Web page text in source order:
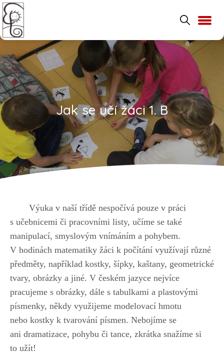
Jak se učí žáci 1. B
Výuka v naší třídě nespočívá pouze v práci
s učebnicemi či pracovními listy, učíme se také
manipulací, smyslovým vnímáním a pohybem.
V hodinách matematiky žáci k počítání využívají různé
předměty, například kostky, šípky, kaštany, geometrické
tvary, obrázky a jiné. V českém jazyce nejvíce
pracujeme s obrázky, dále s tabulkami a plastovými
písmenky, někdy využijeme modelovací hmotu
nebo kostky k tvarování písmen. Nebojíme se
ani dramatizace, pohybu či tance, zkrátka snažíme si
to užít!